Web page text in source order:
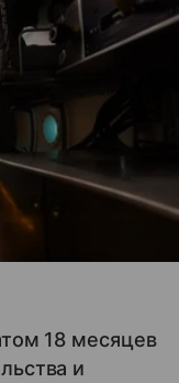
18 месяцев
и